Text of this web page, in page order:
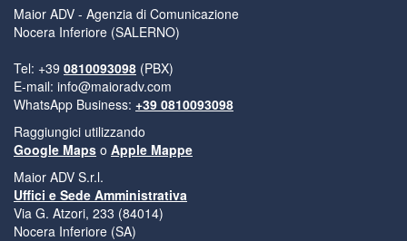
Maior ADV - Agenzia di Comunicazione
Nocera Inferiore (SALERNO)
Tel: +39 0810093098 (PBX)
E-mail: info@maioradv.com
WhatsApp Business: +39 0810093098
Raggiungici utilizzando
Google Maps o Apple Mappe
Maior ADV S.r.l.
Uffici e Sede Amministrativa
Via G. Atzori, 233 (84014)
Nocera Inferiore (SA)